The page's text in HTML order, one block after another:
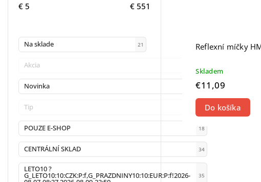
€ 5 € 551
Na sklade 21
Akcia
Novinka 3
Tip
POUZE E-SHOP 18
CENTRÁLNÍ SKLAD 34
LETO10 ?
G_LETO10:10:CZK:P:f,G_PRAZDNINY10:10:EUR:P:f!2026- 35
Reflexní míčky
Skladem
€11,09
Do košíka